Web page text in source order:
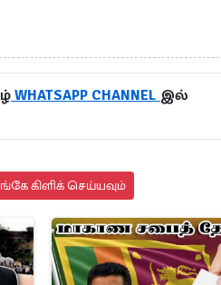
WHATSAPP CHANNEL இல்
கிளிக் செய்யவும்